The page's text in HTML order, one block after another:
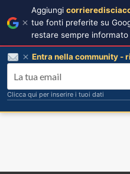
Aggiungi
tue fonti preferite su
restare sempre informato
Entra nella community -
Clicca qui per inserire i tuoi dati